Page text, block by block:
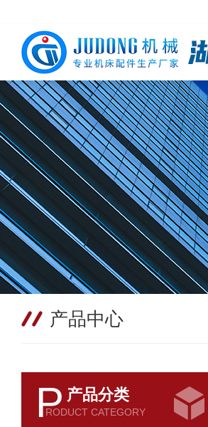
产品中心
P 产品分类
RODUCT CATEGORY